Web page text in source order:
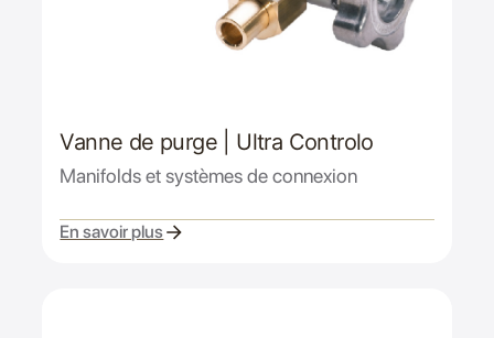
Vanne de purge | Ultra Controlo
Manifolds et systèmes de connexion
En savoir plus